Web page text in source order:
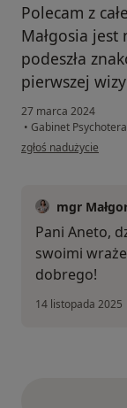
Polecam z
Małgosia
podeszła
pierwszej
27 marca 2024
• Gabinet
w opinii użytkownika
zgłoś nadużycie
mgr
Pani Aneto,
swoimi
dobrego!
14 listopada 2025